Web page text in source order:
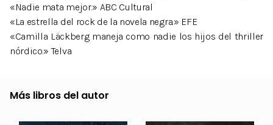
«Nadie mata mejor.» ABC Cultural
«La estrella del rock de la novela negra.» EFE
«Camilla Läckberg maneja como nadie los hijos del thriller
nórdico.» Telva
Más libros del autor